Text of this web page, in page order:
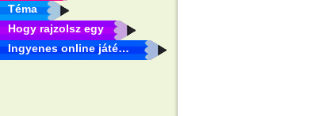
Téma
Hogy rajzolsz egy
Ingyenes online játékok